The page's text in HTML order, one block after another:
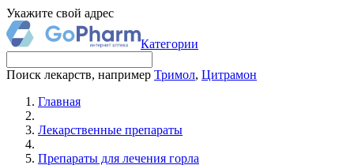
Укажите свой адрес
Категории
Поиск лекарств, например Тримол, Цитрамон
Главная
Лекарственные препараты
Препараты для лечения горла